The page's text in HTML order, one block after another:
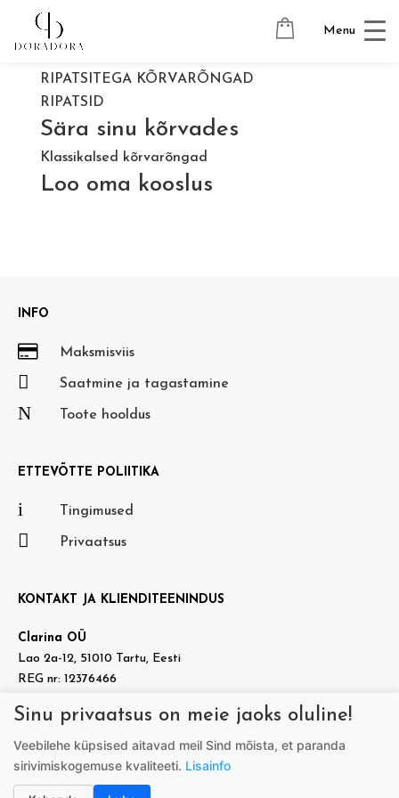
Menu
RIPATSITEGA KÕRVARÕNGAD
RIPATSID
Sära sinu kõrvades
Klassikalsed kõrvarõngad
Loo oma kooslus
INFO
 Maksmisviis
 Saatmine ja tagastamine
N Toote hooldus
ETTEVÕTTE POLIITIKA
i Tingimused
 Privaatsus
KONTAKT JA KLIENDITEENINDUS
Clarina OÜ
Lao 2a-12, 51010 Tartu, Eesti
REG nr: 12376466
 info@doradora.ee
 https://www.facebook.com/doradora.ee
+372 505 7005
Sinu privaatsus on meie jaoks oluline!
Veebilehe küpsised aitavad meil Sind mõista, et paranda
sirivimiskogemuse kvaliteeti. Lisainfo